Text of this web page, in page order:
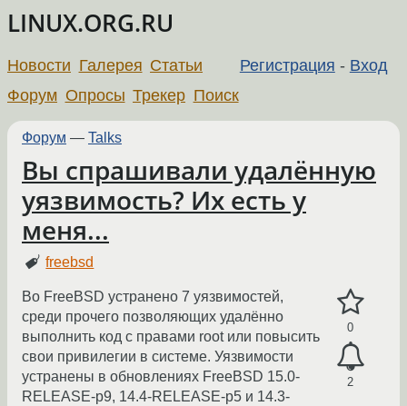
LINUX.ORG.RU
Регистрация - Вход
Новости Галерея Статьи
Форум Опросы Трекер Поиск
Форум — Talks
Вы спрашивали удалённую
уязвимость? Их есть у
меня...
freebsd
0
2
Во FreeBSD устранено 7 уязвимостей,
среди прочего позволяющих удалённо
выполнить код с правами root или повысить
свои привилегии в системе. Уязвимости
устранены в обновлениях FreeBSD 15.0-
RELEASE-p9, 14.4-RELEASE-p5 и 14.3-